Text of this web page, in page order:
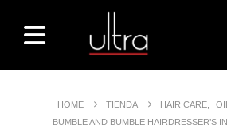
HOME TIENDA HAIR CARE
BUMBLE AND BUMBLE HAIRDRESSER’S